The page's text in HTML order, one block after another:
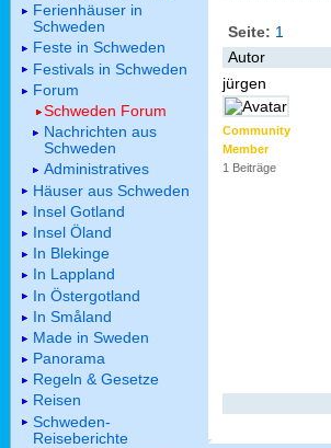
Seite: 1
Autor
jürgen
Community
Member
1 Beiträge
Ferienhäuser in
Schweden
Feste in Schweden
Festivals in Schweden
Forum
Schweden Forum
Nachrichten aus
Schweden
Administratives
Häuser aus Schweden
Insel Gotland
Insel Öland
In Blekinge
In Lappland
In Östergotland
In Småland
Made in Sweden
Panorama
Regeln & Gesetze
Reisen
Schweden-
Reiseberichte